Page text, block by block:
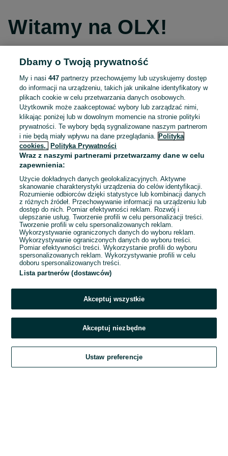
Witamy na OLX!
Kontynuuj przez Facebooka
Kontynuuj przez konto Apple
Kontynuuj przez konto Google
LUB
E-mail
Hasło
Zaloguj się
Kontynuując za pośrednictwem jednego z dostawców wskazanych powyżej,
OLX.pl w jego aktualnym brzmieniu.
Dbamy o Twoją prywatność
My i nasi447 partnerzy przechowujemy lub uzyskujemy dostęp
do informacji na urządzeniu, takich jak unikalne identyfikatory w
plikach cookie w celu przetwarzania danych osobowych.
Użytkownik może zaakceptować wybory lub zarządzać nimi,
klikając poniżej lub w dowolnym momencie na stronie polityki
prywatności. Te wybory będą sygnalizowane naszym partnerom
i nie będą miały wpływu na dane przeglądania.
Polityka
cookies,
Polityka Prywatności
Wraz z naszymi partnerami przetwarzamy dane w celu
zapewnienia:
Użycie dokładnych danych geolokalizacyjnych. Aktywne
skanowanie charakterystyki urządzenia do celów identyfikacji.
Rozumienie odbiorców dzięki statystyce lub kombinacji danych
z różnych źródeł. Przechowywanie informacji na urządzeniu lub
dostęp do nich. Pomiar efektywności reklam. Rozwój i
ulepszanie usług. Tworzenie profili w celu personalizacji treści.
Tworzenie profili w celu spersonalizowanych reklam.
Wykorzystywanie ograniczonych danych do wyboru reklam.
Wykorzystywanie ograniczonych danych do wyboru treści.
Pomiar efektywności treści. Wykorzystanie profili do wyboru
spersonalizowanych reklam. Wykorzystywanie profili w celu
doboru spersonalizowanych treści.
Lista partnerów (dostawców)
Akceptuj wszystkie
Akceptuj niezbędne
Ustaw preferencje